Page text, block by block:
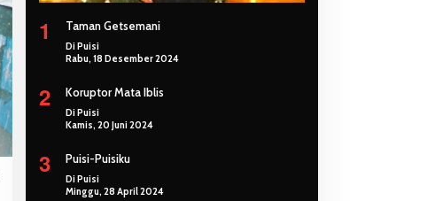
1 Taman Getsemani
Di Puisi
Rabu, 18 Desember 2024
2 Koruptor Mata Iblis
Di Puisi
Kamis, 20 Juni 2024
3 Puisi-Puisiku
Di Puisi
Minggu, 28 April 2024